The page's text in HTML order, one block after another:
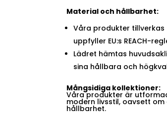
Material och hållbarhet:
Våra produkter
uppfyller EU:s REACH-
Lädret hämtas
sina hållbara och
Mångsidiga kollektioner:
Våra produkter är
modern livsstil, oavsett
hållbarhet.